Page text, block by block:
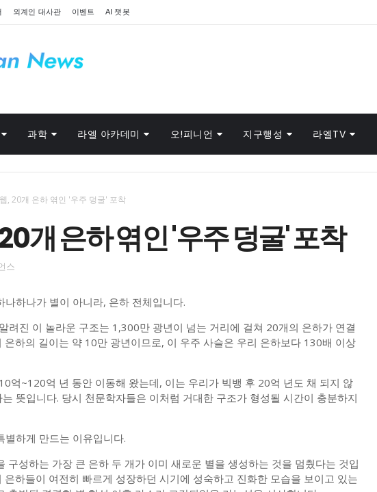
외계인 대사관 이벤트 AI 챗봇
과학 라엘 아카데미 오!피니언 지구행성 라엘TV
, 20개 은하 엮인 '우주 덩굴' 포착
개 은하 엮인 '우주 덩굴' 포착
스
나하나가 별이 아니라, 은하 전체입니다.
려진 이 놀라운 구조는 1,300만 광년이 넘는 거리에 걸쳐 20개의 은하가 연결
은하의 길이는 약 10만 광년이므로, 이 우주 사슬은 우리 은하보다 130배 이상
억~120억 년 동안 이동해 왔는데, 이는 우리가 빅뱅 후 20억 년도 채 되지 않
뜻입니다. 당시 천문학자들은 이처럼 거대한 구조가 형성될 시간이 충분하지
별하게 만드는 이유입니다.
구성하는 가장 큰 은하 두 개가 이미 새로운 별을 생성하는 것을 멈췄다는 것입
은하들이 여전히 빠르게 성장하던 시기에 성숙하고 진화한 모습을 보이고 있는